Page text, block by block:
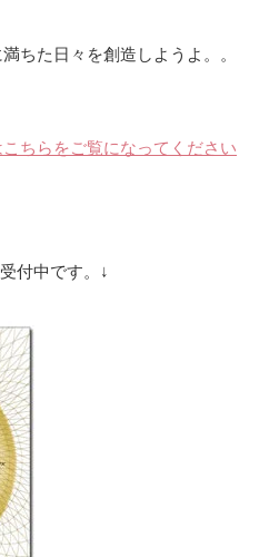
ちた日々を創造しようよ。。
ちらをご覧になってください
付中です。↓